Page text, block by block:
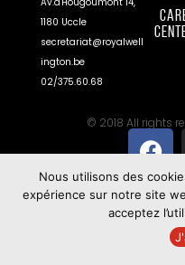
1180 Uccle
secretariat@royalwell
ington.be
02/375.60.68
© 2018 All rights
Nous utilisons des
expérience sur notre site
acceptez